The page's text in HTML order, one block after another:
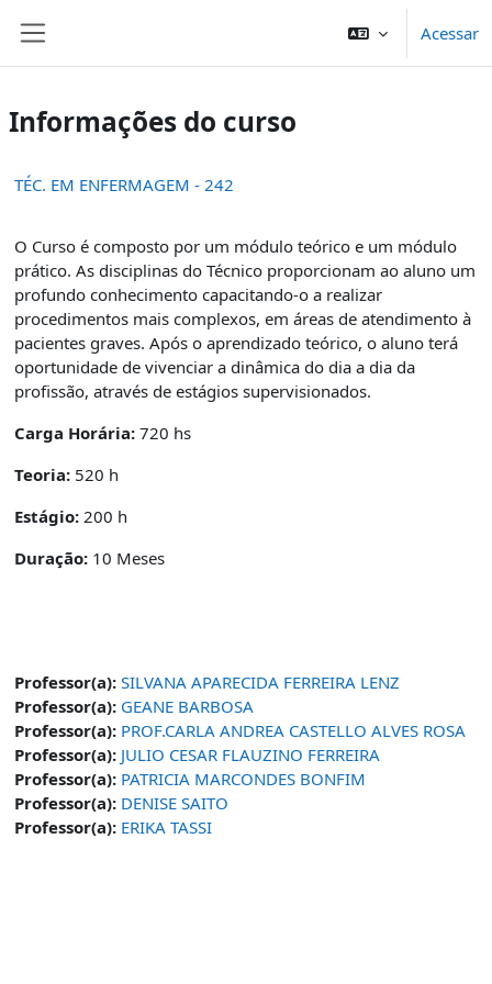
Acessar
Informações do curso
TÉC. EM ENFERMAGEM - 242
O Curso é composto por um módulo teórico e um módulo
prático. As disciplinas do Técnico proporcionam ao aluno um
profundo conhecimento capacitando-o a realizar
procedimentos mais complexos, em áreas de atendimento à
pacientes graves. Após o aprendizado teórico, o aluno terá
oportunidade de vivenciar a dinâmica do dia a dia da
profissão, através de estágios supervisionados.
Carga Horária: 720 hs
Teoria: 520 h
Estágio: 200 h
Duração: 10 Meses
Professor(a): SILVANA APARECIDA FERREIRA LENZ
Professor(a): GEANE BARBOSA
Professor(a): PROF.CARLA ANDREA CASTELLO ALVES ROSA
Professor(a): JULIO CESAR FLAUZINO FERREIRA
Professor(a): PATRICIA MARCONDES BONFIM
Professor(a): DENISE SAITO
Professor(a): ERIKA TASSI